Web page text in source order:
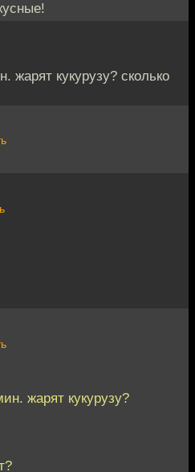
жарят кукурузу? сколько
жарят кукурузу?